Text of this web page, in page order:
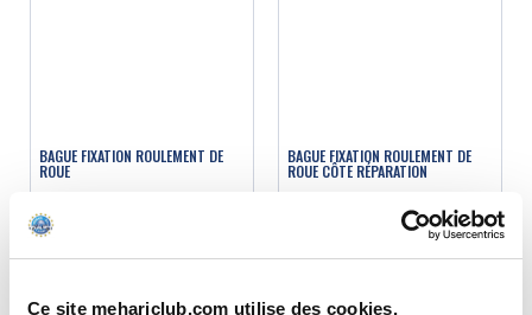
Ce site mehariclub.com utilise des cookies.
BAGUE FIXATION ROULEMENT DE
ROUE
BAGUE FIXATION ROULEMENT DE
ROUE CÔTE RÉPARATION
EN STOCK